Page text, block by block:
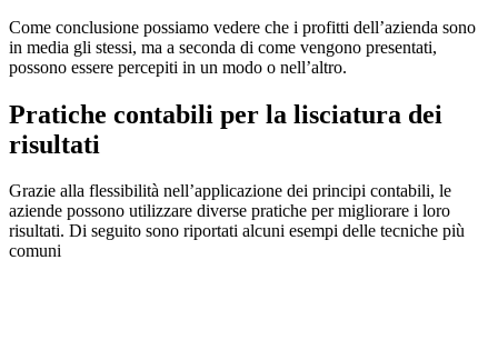
Come conclusione possiamo vedere che i profitti dell’azienda sono
in media gli stessi, ma a seconda di come vengono presentati,
possono essere percepiti in un modo o nell’altro.
Pratiche contabili per la lisciatura dei
risultati
Grazie alla flessibilità nell’applicazione dei principi contabili, le
aziende possono utilizzare diverse pratiche per migliorare i loro
risultati. Di seguito sono riportati alcuni esempi delle tecniche più
comuni